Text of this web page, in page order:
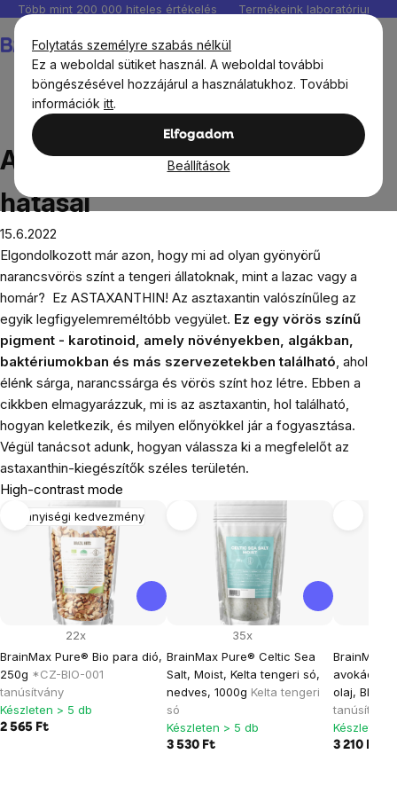
Folytatás személyre szabás nélkül
Ez a weboldal sütiket használ. A weboldal további
böngészésével hozzájárul a használatukhoz. További
információk itt.
Elfogadom
Beállítások
Ugrás
fő
tartalomhoz
Több mint 200 000 hiteles értékelés Termékeink
Az asztaxantin és annak hatásai
Az asztaxantin és annak
hatásai
15.6.2022
Elgondolkozott már azon, hogy mi ad olyan gyönyörű
narancsvörös színt a tengeri állatoknak, mint a lazac vagy a
homár? Ez ASTAXANTHIN! Az asztaxantin valószínűleg az
egyik legfigyelemreméltóbb vegyület. Ez egy vörös színű
pigment - karotinoid, amely növényekben, algákban,
baktériumokban és más szervezetekben található, ahol
élénk sárga, narancssárga és vörös színt hoz létre. Ebben a
cikkben elmagyarázzuk, mi is az asztaxantin, hol található,
hogyan keletkezik, és milyen előnyökkel jár a fogyasztása.
Végül tanácsot adunk, hogyan válassza ki a megfelelőt az
astaxanthin-kiegészítők széles területén.
High-contrast mode
Mennyiségi kedvezmény
BrainMax Pure® Bio para dió,
250g *CZ-BIO-001
tanúsítvány
22x
Készleten > 5 db
2 565 Ft
BrainMax Pure® Celtic Sea
Salt, Moist, Kelta tengeri só,
nedves, 1000g Kelta tengeri
só
35x
Készleten > 5 db
3 530 Ft
BrainMax
avokádó
olaj, BIO,
tanúsítvány
Készleten
3 210 Ft